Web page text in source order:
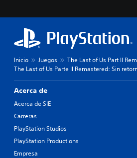
Inicio Juegos
The Last of Us Part II
The Last of Us Parte II Remastered: Sin
Acerca de
Acerca de SIE
Carreras
PlayStation Studios
PlayStation Productions
Empresa